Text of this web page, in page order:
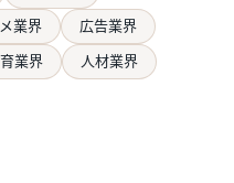
業界
広告業界
業界
人材業界